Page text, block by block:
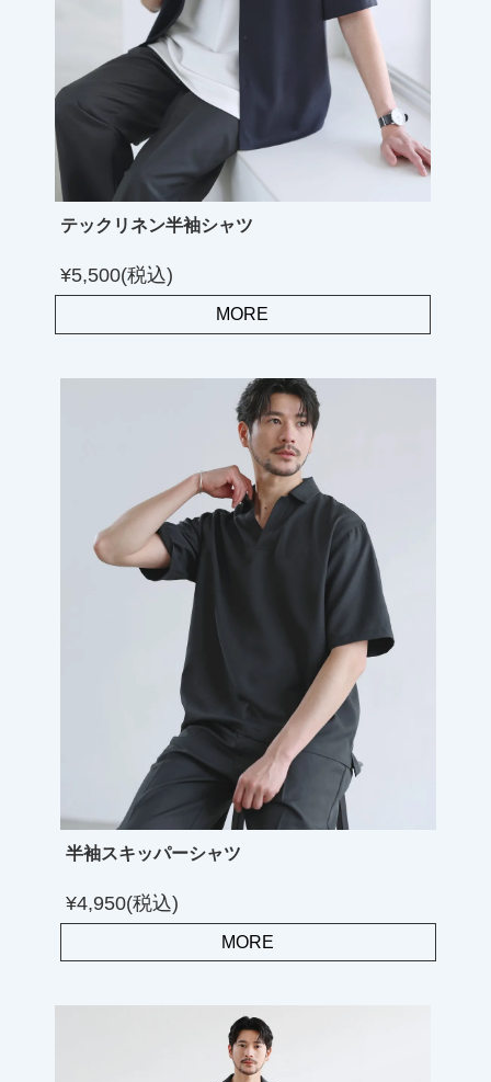
テックリネン半袖シャツ
¥5,500(税込)
MORE
半袖スキッパーシャツ
¥4,950(税込)
MORE